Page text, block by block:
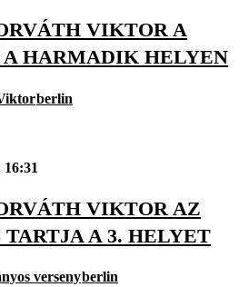
VIKTOR A
HARMADIK HELYEN
berlin
16:31
VIKTOR AZ
TARTJA A 3. HELYET
versenyberlin